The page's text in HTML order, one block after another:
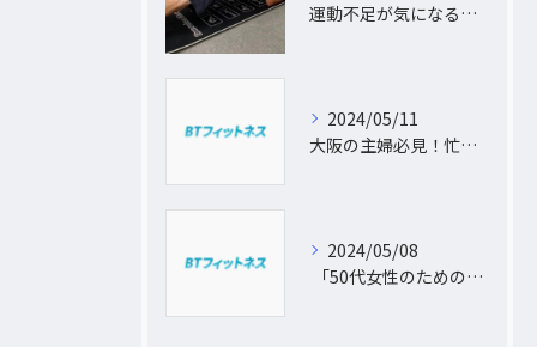
運動不足が気になるあなたへ。大阪中崎町で自宅にパーソナルトレーナーがおうかがし!プライベート空間で理想のカラダづくり
2024/05/11
大阪の主婦必見！忙しい日常に合わせた出張パーソナルトレーニングで理想のボディを手に入れよう
2024/05/08
「50代女性のためのパーソナルトレーニング！運動不足から脱出し、理想の体型を手に入れよう」